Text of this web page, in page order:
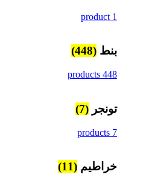
1 product
بنط (448)
448 products
تونجر (7)
7 products
خراطيم (11)